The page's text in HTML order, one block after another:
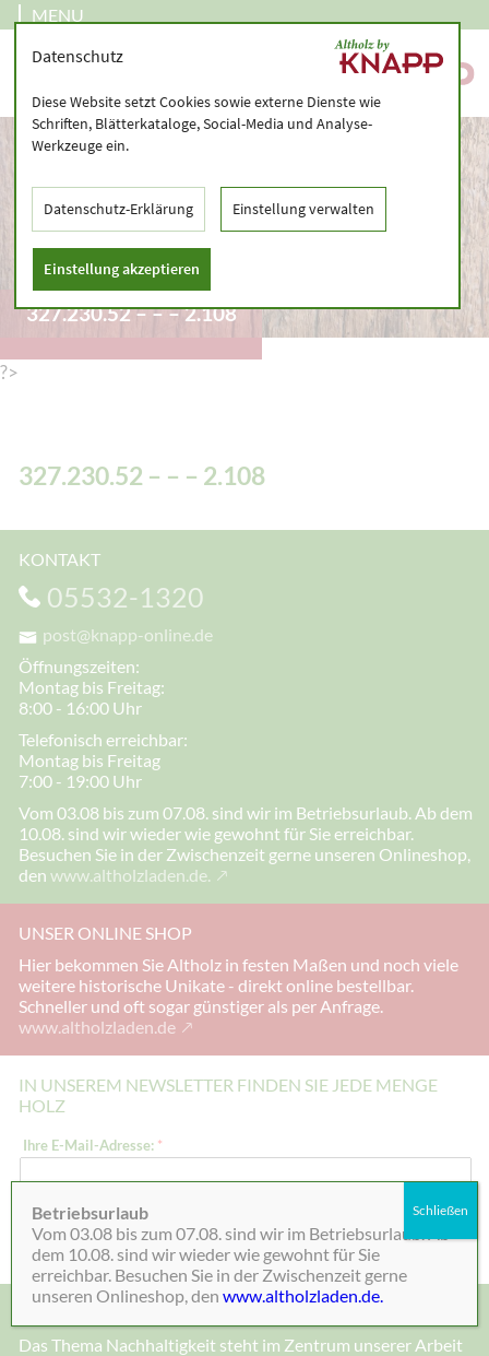
MENU
327.230.52 – – – 2.108
?>
327.230.52 – – – 2.108
KONTAKT
05532-1320
post@knapp-online.de
Öffnungszeiten:
Montag bis Freitag:
8:00 - 16:00 Uhr
Telefonisch erreichbar:
Montag bis Freitag
7:00 - 19:00 Uhr
Vom 03.08 bis zum 07.08. sind wir im Betriebsurlaub. Ab dem
10.08. sind wir wieder wie gewohnt für Sie erreichbar.
Besuchen Sie in der Zwischenzeit gerne unseren Onlineshop,
den www.altholzladen.de.
UNSER ONLINE SHOP
Hier bekommen Sie Altholz in festen Maßen und noch viele
weitere historische Unikate - direkt online bestellbar.
Schneller und oft sogar günstiger als per Anfrage.
www.altholzladen.de
IN UNSEREM NEWSLETTER FINDEN SIE JEDE MENGE
HOLZ
E
M
s
s
Ihre E-Mail-Adresse: *
Absenden
Das Thema Nachhaltigkeit steht im Zentrum unserer Arbeit
Betriebsurlaub
Vom 03.08 bis zum 07.08. sind wir im Betriebsurlaub. Ab
dem 10.08. sind wir wieder wie gewohnt für Sie
erreichbar. Besuchen Sie in der Zwischenzeit gerne
unseren Onlineshop, denwww.altholzladen.de.
Schließen
Datenschutz
Diese Website setzt Cookies sowie externe Dienste wie
Schriften, Blätterkataloge, Social-Media und Analyse-
Werkzeuge ein.
Datenschutz-Erklärung Einstellung verwalten
Einstellung akzeptieren